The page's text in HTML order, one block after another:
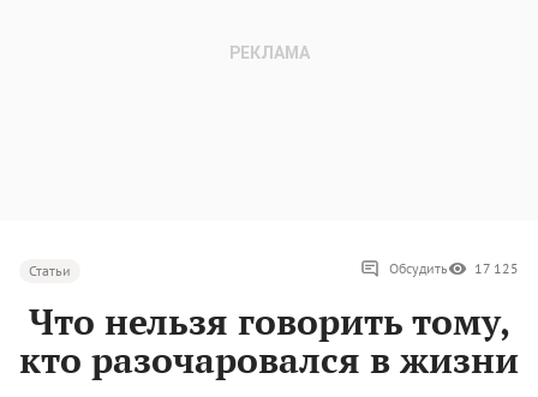
Статьи Обсудить 17 125
Что нельзя говорить тому,
кто разочаровался в жизни